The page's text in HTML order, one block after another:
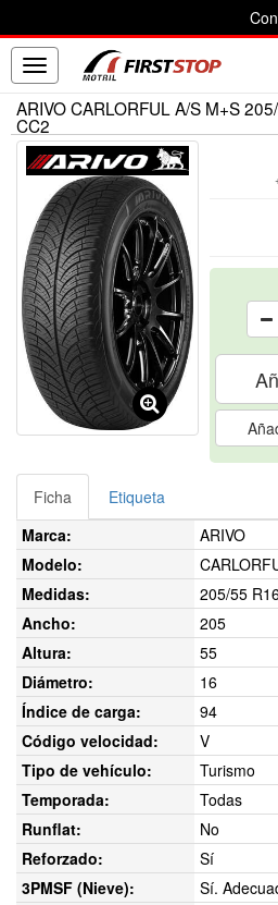
Toggle
navigation
ARIVO CARLORFUL A/S M+S
CC2
Ficha
Etiqueta
Marca:
ARIVO
Modelo:
Medidas:
205/55
Ancho:
205
Altura:
55
Diámetro:
16
Índice de carga:
94
Código velocidad:
V
Tipo de vehículo:
Turismo
Temporada:
Todas
Runflat:
No
Reforzado:
Sí
3PMSF (Nieve):
Sí.